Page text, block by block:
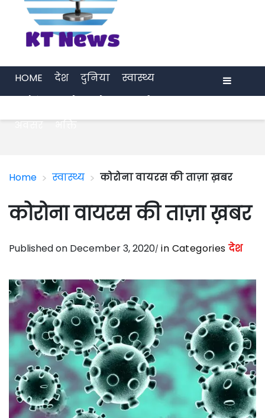
HOME देश दुनिया
स्वास्थ्य
अवसर
भक्ति
Home > स्वास्थ्य > कोरोना वायरस की ताज़ा ख़बर
कोरोना वायरस की ताज़ा ख़बर
Published on December 3, 2020 in Categories देश